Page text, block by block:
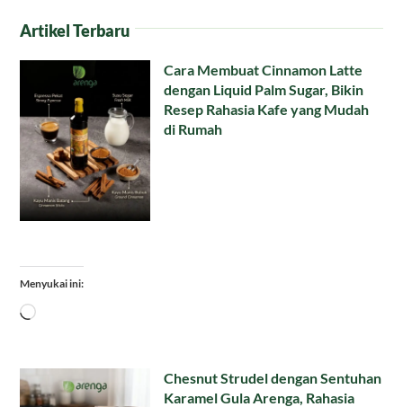
Artikel Terbaru
Cara Membuat Cinnamon Latte
dengan Liquid Palm Sugar, Bikin
Resep Rahasia Kafe yang Mudah
di Rumah
Menyukai ini:
Memuat...
Chesnut Strudel dengan Sentuhan
Karamel Gula Arenga, Rahasia